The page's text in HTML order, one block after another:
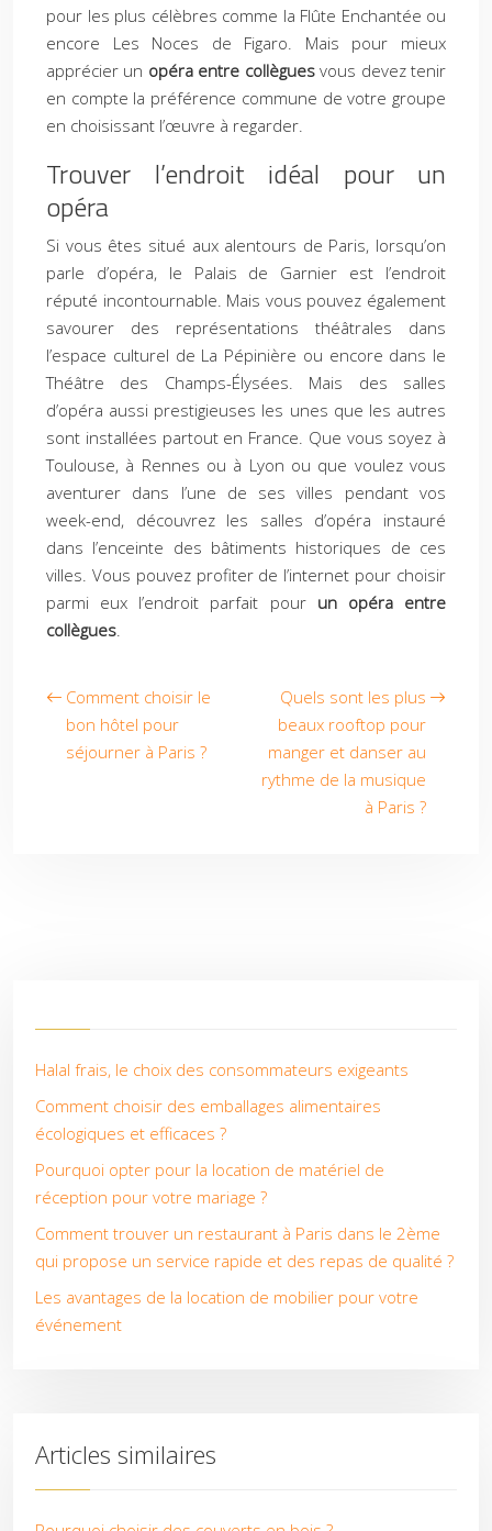
pour les plus célèbres comme la Flûte Enchantée ou
encore Les Noces de Figaro. Mais pour mieux
apprécier un opéra entre collèguesvous devez tenir
en compte la préférence commune de votre groupe
en choisissant l’œuvre à regarder.
Trouver l’endroit idéal pour un
opéra
Si vous êtes situé aux alentours de Paris, lorsqu’on
parle d’opéra, le Palais de Garnier est l’endroit
réputé incontournable. Mais vous pouvez également
savourer des représentations théâtrales dans
l’espace culturel de La Pépinière ou encore dans le
Théâtre des Champs-Élysées. Mais des salles
d’opéra aussi prestigieuses les unes que les autres
sont installées partout en France. Que vous soyez à
Toulouse, à Rennes ou à Lyon ou que voulez vous
aventurer dans l’une de ses villes pendant vos
week-end, découvrez les salles d’opéra instauré
dans l’enceinte des bâtiments historiques de ces
villes. Vous pouvez profiter de l’internet pour choisir
parmi eux l’endroit parfait pour un opéra entre
collègues.
Comment choisir le
bon hôtel pour
séjourner à Paris ?
Quels sont les plus
beaux rooftop pour
manger et danser au
rythme de la musique
à Paris ?
Halal frais, le choix des consommateurs exigeants
Comment choisir des emballages alimentaires
écologiques et efficaces ?
Pourquoi opter pour la location de matériel de
réception pour votre mariage ?
Comment trouver un restaurant à Paris dans le 2ème
qui propose un service rapide et des repas de qualité ?
Les avantages de la location de mobilier pour votre
événement
Articles similaires